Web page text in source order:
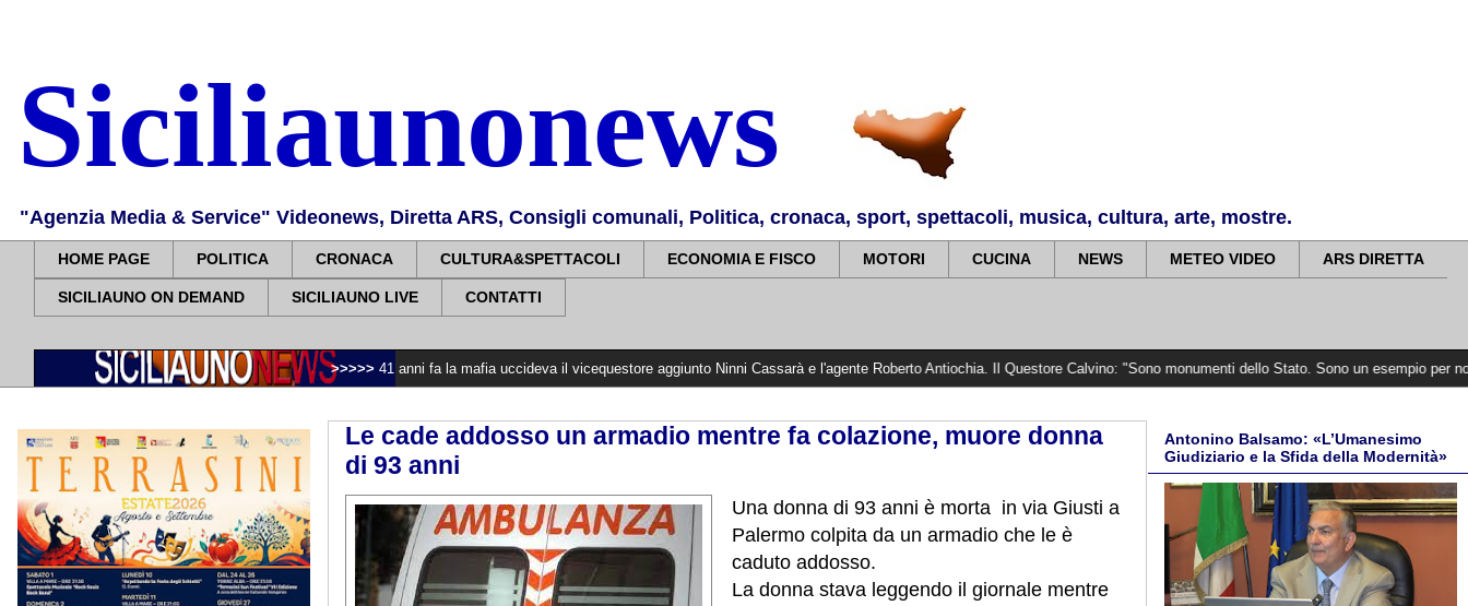
Siciliaunonews
"Agenzia Media & Service" Videonews, Diretta ARS, Consigli comunali, Politica, cronaca, sport, spettacoli, musica, cultura, arte, mostre.
HOME PAGE POLITICA CRONACA CULTURA&SPETTACOLI ECONOMIA E FISCO MOTORI CUCINA NEWS METEO VIDEO ARS DIRETTA
SICILIAUNO ON DEMAND SICILIAUNO LIVE CONTATTI
>>>>> 41 anni fa la mafia uccideva il vicequestore aggiunto Ninni Cassarà e l'agente Roberto Antiochia. Il Questore Calvino: "Sono monumenti dello Stato. Sono un esempio per noi e per i
Le cade addosso un armadio mentre fa colazione, muore donna
di 93 anni
Una donna di 93 anni è morta in via Giusti a
Palermo colpita da un armadio che le è
caduto addosso.
La donna stava leggendo il giornale mentre
Antonino Balsamo: «L’Umanesimo
Giudiziario e la Sfida della Modernità»